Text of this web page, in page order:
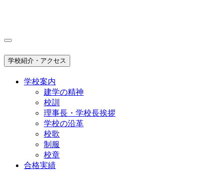
学校紹介・アクセス
学校案内
建学の精神
校訓
理事長・学校長挨拶
学校の沿革
校歌
制服
校章
合格実績